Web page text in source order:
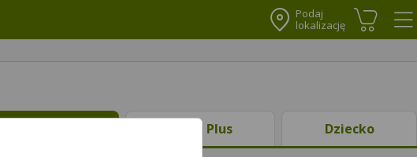
Podaj
lokalizację
Koszyk
Ciąża Plus Dziecko